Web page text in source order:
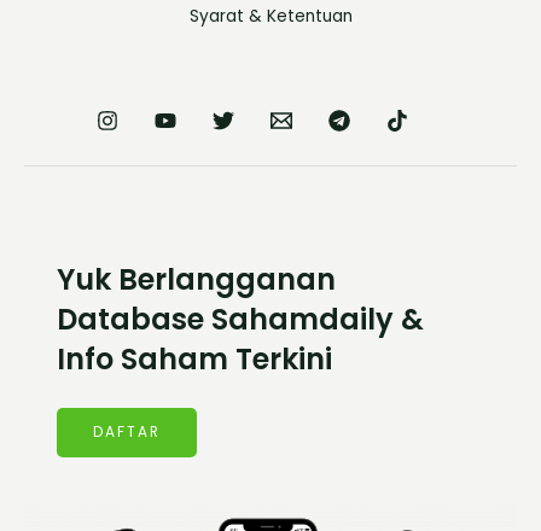
Syarat & Ketentuan
Yuk Berlangganan
Database Sahamdaily &
Info Saham Terkini
DAFTAR